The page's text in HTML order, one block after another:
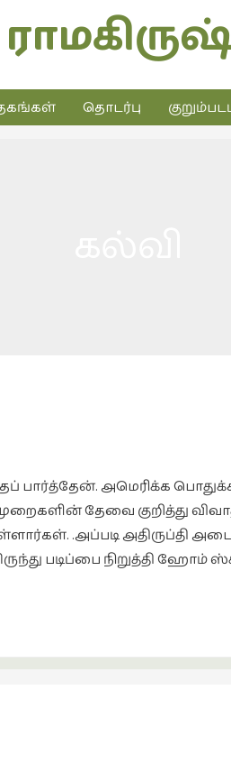
தொடர்பு
பார்த்தேன். அமெரிக்க
தேவை குறித்து
.அப்படி அதிருப்தி
படிப்பை நிறுத்தி ஹோம்